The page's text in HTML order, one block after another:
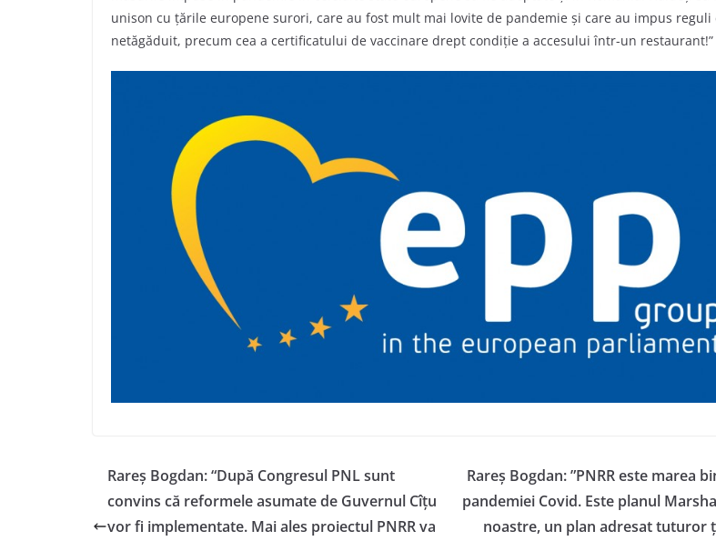
unison cu țările europene surori, care au fost mult mai lovite de pandemie și care au impus reguli
netăgăduit, precum cea a certificatului de vaccinare drept condiție a accesului într-un restaurant!”
Rareș Bogdan: “După Congresul PNL sunt
convins că reformele asumate de Guvernul Cîțu
vor fi implementate. Mai ales proiectul PNRR va
Rareș Bogdan: ”PNRR este marea
pandemiei Covid. Este planul
noastre, un plan adresat tuturor